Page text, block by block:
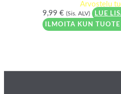
Arvostelu
9,99€ (Sis. ALV)
LUE
ILMOITA KUN